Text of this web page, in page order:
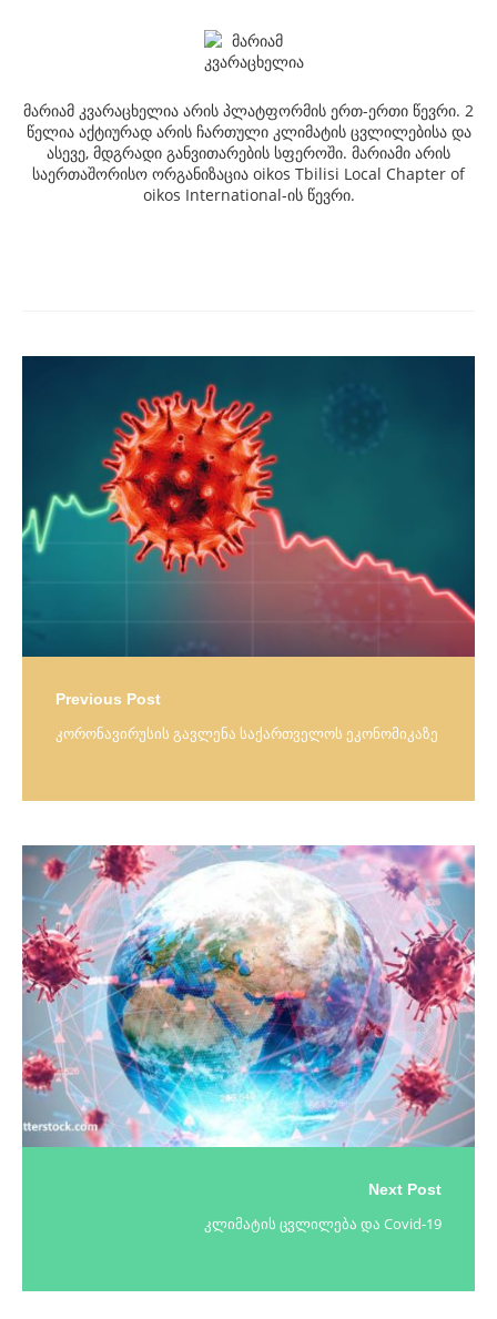
მარიამ კვარაცხელია არის პლატფორმის ერთ-ერთი წევრი. 2
წელია აქტიურად არის ჩართული კლიმატის ცვლილებისა და
ასევე, მდგრადი განვითარების სფეროში. მარიამი არის
საერთაშორისო ორგანიზაცია oikos Tbilisi Local Chapter of
oikos International-ის წევრი.
navigation
Previous Post
კორონავირუსის გავლენა საქართველოს ეკონომიკაზე
Next Post
კლიმატის ცვლილება და Covid-19